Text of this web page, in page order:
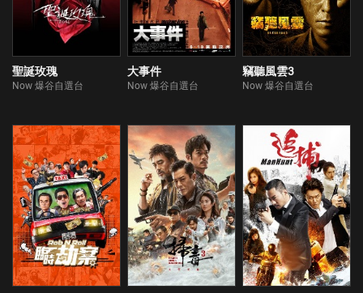
聖誕玫瑰
Now 爆谷自選台
大事件
Now 爆谷自選台
竊聽風雲3
Now 爆谷自選台